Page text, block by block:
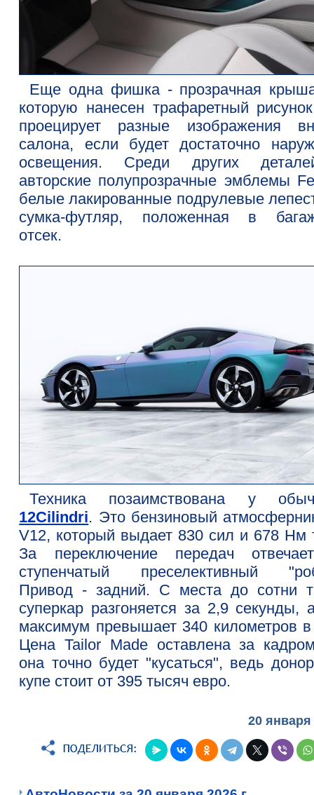
Еще одна фишка - прозрачная
которую нанесен трафаретный
проецирует разные изображения
салона, если будет достаточно
освещения. Среди других
авторские полупрозрачные эмблемы
белые лакированные подрулевые
сумка-футляр, положенная в
отсек.
Техника позаимствована у
12Cilindri. Это бензиновый
V12, который выдает 830 сил и 678 Нм
За переключение передач
ступенчатый преселективный
Привод - задний. С места до сотни
суперкар разгоняется за 2,9 секунды,
максимум превышает 340 километров в
Цена Tailor Made оставлена за
она точно будет "кусаться", ведь
купе стоит от 395 тысяч евро.
20 января